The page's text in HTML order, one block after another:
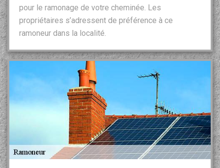
pour le ramonage de votre cheminée. Les
propriétaires s’adressent de préférence à ce
ramoneur dans la localité.